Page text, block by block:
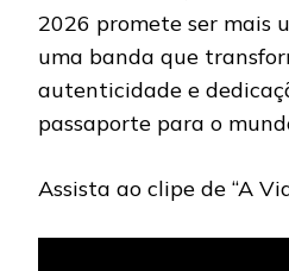
2026 promete ser mais
uma banda que
autenticidade e
passaporte para o
Assista ao clipe de “A